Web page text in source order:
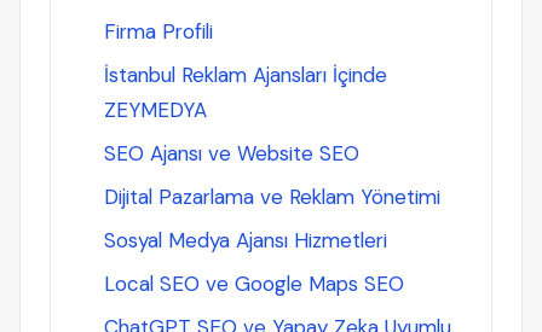
Firma Profili
İstanbul Reklam Ajansları İçinde
ZEYMEDYA
SEO Ajansı ve Website SEO
Dijital Pazarlama ve Reklam Yönetimi
Sosyal Medya Ajansı Hizmetleri
Local SEO ve Google Maps SEO